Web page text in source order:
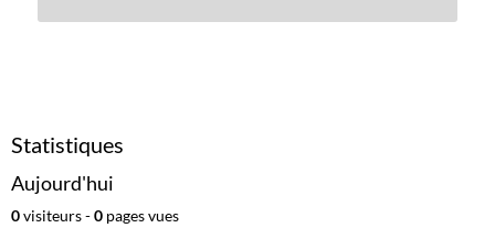
Statistiques
Aujourd'hui
0visiteurs -0 pages vues